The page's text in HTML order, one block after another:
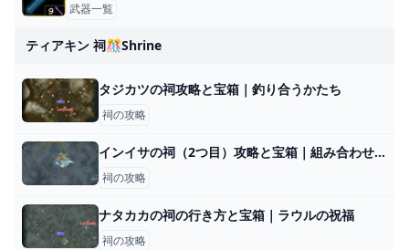
武器一覧
ティアキン 祠🎊shrine
タジカツの祠攻略と宝箱｜釣り合うかたち
祠の攻略
インイサの祠（2つ目）攻略と宝箱｜組み合わせる力
祠の攻略
ナタカカの祠の行き方と宝箱｜ラウルの祝福
祠の攻略